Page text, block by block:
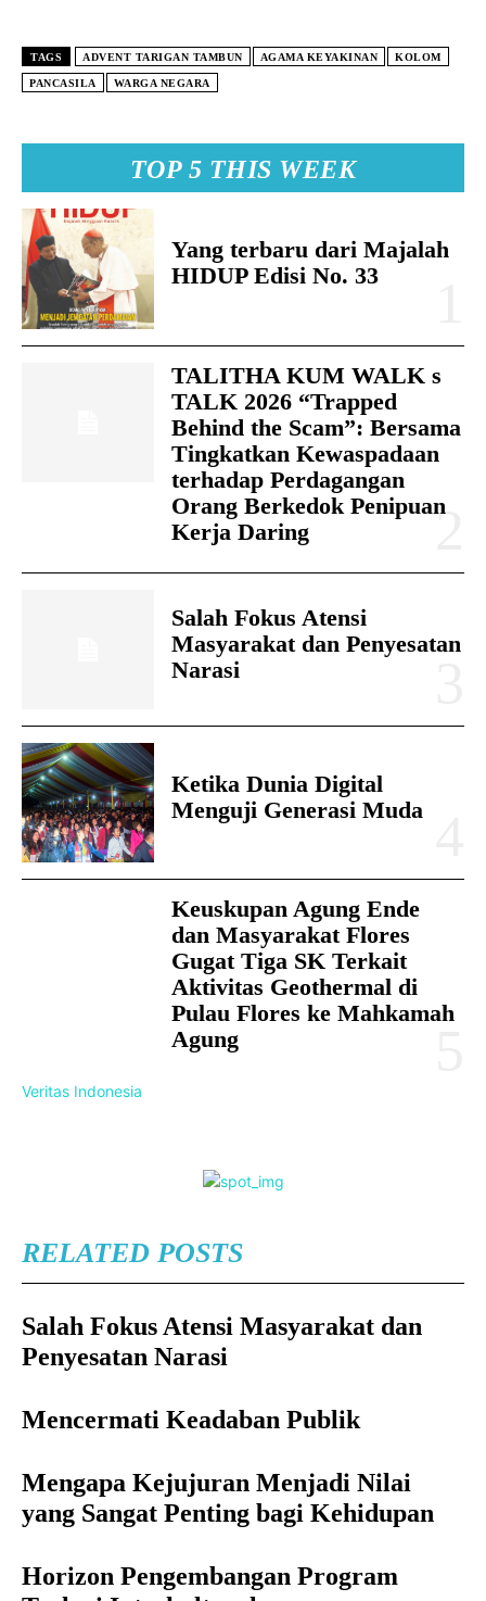
TOP 5 THIS WEEK
Yang terbaru dari Majalah
HIDUP Edisi No. 33
TALITHA KUM WALK s
TALK 2026 “Trapped
Behind the Scam”: Bersama
Tingkatkan Kewaspadaan
terhadap Perdagangan
Orang Berkedok Penipuan
Kerja Daring
Salah Fokus Atensi
Masyarakat dan Penyesatan
Narasi
Ketika Dunia Digital
Menguji Generasi Muda
Keuskupan Agung Ende
dan Masyarakat Flores
Gugat Tiga SK Terkait
Aktivitas Geothermal di
Pulau Flores ke Mahkamah
Agung
Veritas Indonesia
RELATED POSTS
Salah Fokus Atensi Masyarakat dan
Penyesatan Narasi
Mencermati Keadaban Publik
Mengapa Kejujuran Menjadi Nilai
yang Sangat Penting bagi Kehidupan
Horizon Pengembangan Program
TAGS ADVENT TARIGAN TAMBUN AGAMA KEYAKINAN KOLOM
PANCASILA WARGA NEGARA